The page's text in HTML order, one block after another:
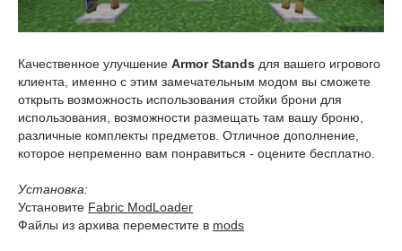
Качественное улучшение Armor Stands для вашего игрового
клиента, именно с этим замечательным модом вы сможете
открыть возможность использования стойки брони для
использования, возможности размещать там вашу броню,
различные комплекты предметов. Отличное дополнение,
которое непременно вам понравиться - оцените бесплатно.
Установка:
Установите Fabric ModLoader
Файлы из архива переместите в mods